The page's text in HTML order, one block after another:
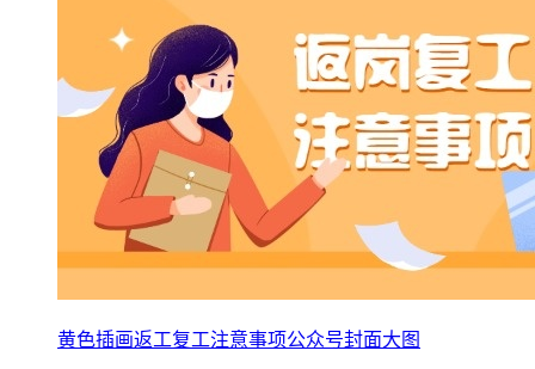
黄色插画返工复工注意事项公众号封面大图